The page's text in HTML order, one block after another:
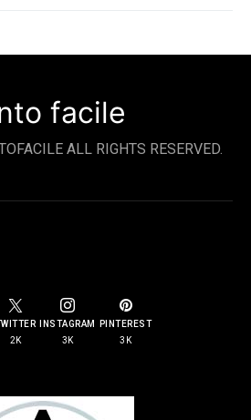
facile
ALL RIGHTS RESERVED.
2K
INSTAGRAM
3K
PINTEREST
3K